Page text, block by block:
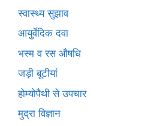
स्वास्थ्य सुझाव
आयुर्वेदिक दवा
भस्म व रस औषधि
जड़ी बूटीयां
होम्योपैथी से उपचार
मुद्रा विज्ञान